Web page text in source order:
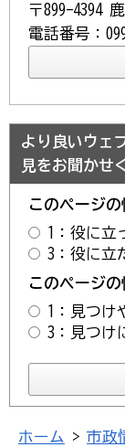
〒899-4394
電話番号：
より良いウェ
見をお聞かせ
このページ
1：役に立
3：役に立
このページ
1：見つけ
3：見つけ
ホーム > 市政